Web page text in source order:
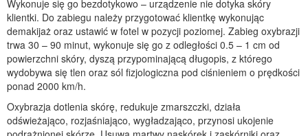
Wykonuje się go bezdotykowo – urządzenie nie dotyka skóry
klientki. Do zabiegu należy przygotować klientkę wykonując
demakijaż oraz ustawić w fotel w pozycji poziomej. Zabieg oxybrazji
trwa 30 – 90 minut, wykonuje się go z odległości 0.5 – 1 cm od
powierzchni skóry, dyszą przypominającą długopis, z którego
wydobywa się tlen oraz sól fizjologiczna pod ciśnieniem o prędkości
ponad 2000 km/h.
Oxybrazja dotlenia skórę, redukuje zmarszczki, działa
odświeżająco, rozjaśniająco, wygładzająco, przynosi ukojenie